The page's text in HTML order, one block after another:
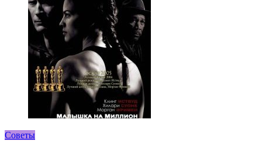
Советы